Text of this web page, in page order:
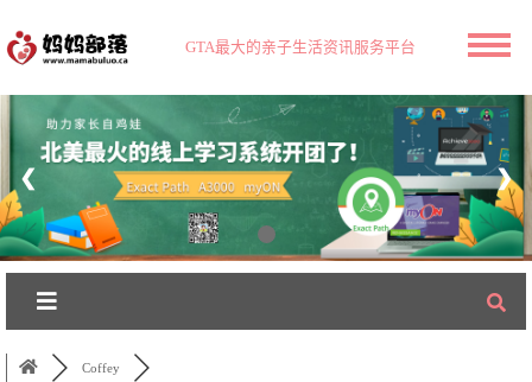
GTA最大的亲子生活资讯服务平台
❮ ❯
Coffey